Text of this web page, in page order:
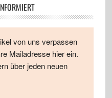
von uns verpassen
Mailadresse hier ein.
über jeden neuen